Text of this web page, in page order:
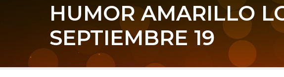
HUMOR AMARILLO
SEPTIEMBRE 19